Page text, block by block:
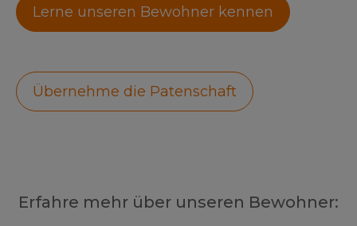
Lerne unseren Bewohner kennen
Übernehme die Patenschaft
Erfahre mehr über unseren Bewohner: